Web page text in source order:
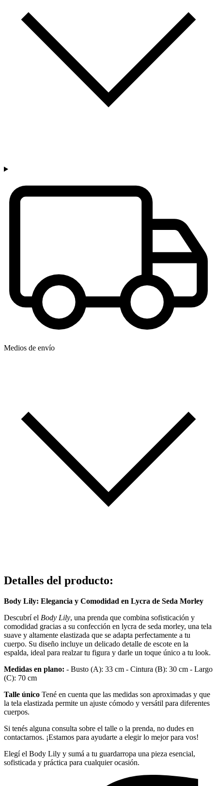
Medios de envío
Detalles del producto:
Body Lily: Elegancia y Comodidad en Lycra de Seda Morley
Descubrí el Body Lily, una prenda que combina sofisticación y
comodidad gracias a su confección en lycra de seda morley, una tela
suave y altamente elastizada que se adapta perfectamente a tu
cuerpo. Su diseño incluye un delicado detalle de escote en la
espalda, ideal para realzar tu figura y darle un toque único a tu look.
Medidas en plano: - Busto (A): 33 cm - Cintura (B): 30 cm - Largo
(C): 70 cm
Talle único Tené en cuenta que las medidas son aproximadas y que
la tela elastizada permite un ajuste cómodo y versátil para diferentes
cuerpos.
Si tenés alguna consulta sobre el talle o la prenda, no dudes en
contactarnos. ¡Estamos para ayudarte a elegir lo mejor para vos!
Elegí el Body Lily y sumá a tu guardarropa una pieza esencial,
sofisticada y práctica para cualquier ocasión.